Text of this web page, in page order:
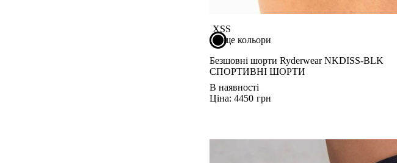
XSS
ще кольори
Безшовні шорти Ryderwear NKDISS-BLK
СПОРТИВНІ ШОРТИ
В наявності
грн
Ціна: 4450